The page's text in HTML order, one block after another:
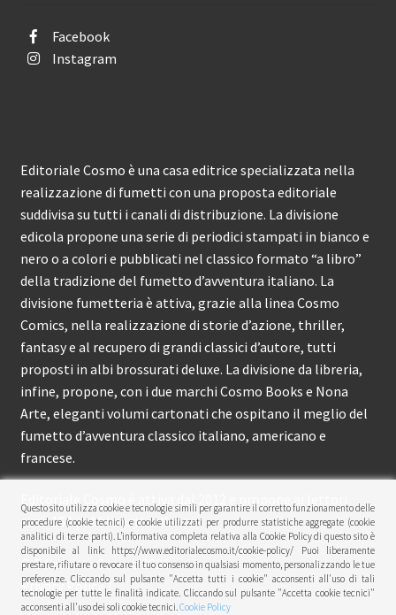
Facebook
Instagram
Editoriale Cosmo è una casa editrice specializzata nella
realizzazione di fumetti con una proposta editoriale
suddivisa su tutti i canali di distribuzione. La divisione
edicola propone una serie di periodici stampati in bianco e
nero o a colori e pubblicati nel classico formato “a libro”
della tradizione del fumetto d’avventura italiano. La
divisione fumetteria è attiva, grazie alla linea Cosmo
Comics, nella realizzazione di storie d’azione, thriller,
fantasy e al recupero di grandi classici d’autore, tutti
proposti in albi brossurati deluxe. La divisione da libreria,
infine, propone, con i due marchi Cosmo Books e Nona
Arte, eleganti volumi cartonati che ospitano il meglio del
fumetto d’avventura classico italiano, americano e
francese.
Editoriale Cosmo è attiva dal 2012 e propone ai lettori
circa 150 pubblicazioni l’anno.
© Editoriale Cosmo 2026
Privacy Policy
Questo sito utilizza cookie e tecnologie simili per garantire il corretto funzionamento delle
procedure (cookie tecnici) e cookie utilizzati per produrre statistiche aggregate (cookie
analitici di terze parti). L’informativa completa relativa alla Cookie Policy di questo sito è
disponibile al link: https://www.editorialecosmo.it/cookie-policy/ Puoi liberamente
prestare, rifiutare o revocare il tuo consenso in qualsiasi momento, personalizzando le tue
preferenze. Cliccando sul pulsante "Accetta tutti i cookie" acconsenti all'uso di tali
tecnologie per tutte le finalità indicate. Cliccando sul pulsante "Accetta cookie tecnici"
acconsenti all'uso dei soli cookie tecnici.Cookie Policy